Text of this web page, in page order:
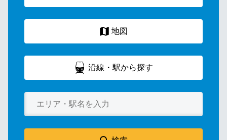
地図
沿線・駅から探す